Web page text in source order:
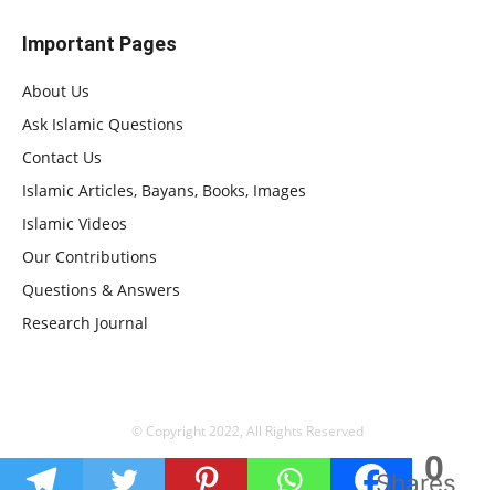
0
Shares
Important Pages
About Us
Ask Islamic Questions
Contact Us
Islamic Articles, Bayans, Books, Images
Islamic Videos
Our Contributions
Questions & Answers
Research Journal
© Copyright 2022, All Rights Reserved